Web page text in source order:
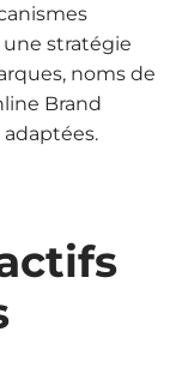
stratégie
noms de
Brand